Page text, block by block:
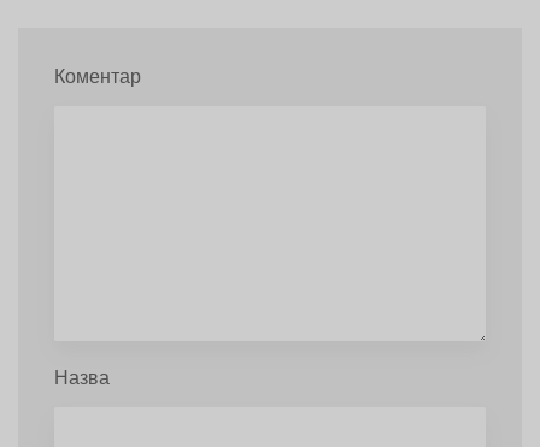
Коментар
Назва